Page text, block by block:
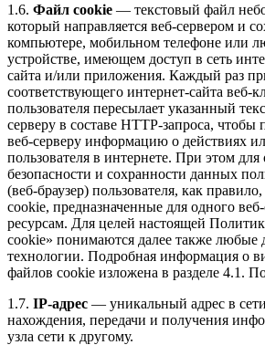
1.6. Файл сookie — текстовый файл
который направляется веб-сервером и
компьютере, мобильном телефоне или
устройстве, имеющем доступ в сеть
сайта и/или приложения. Каждый раз
соответствующего интернет-сайта веб-
пользователя пересылает указанный
серверу в составе HTTP-запроса, чтобы
веб-серверу информацию о действиях
пользователя в интернете. При этом для
безопасности и сохранности данных
(веб-браузер) пользователя, как
cookie, предназначенные для одного
ресурсам. Для целей настоящей
cookie» понимаются далее также любые
технологии. Подробная информация о
файлов cookie изложена в разделе 4.1.
1.7. IP-адрес — уникальный адрес в
нахождения, передачи и получения
узла сети к другому.